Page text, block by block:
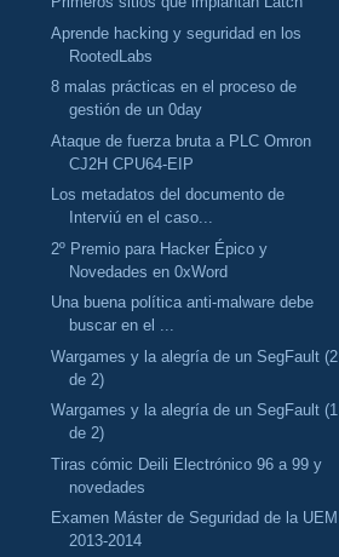
Aprende hacking y seguridad en los
RootedLabs
8 malas prácticas en el proceso de
gestión de un 0day
Ataque de fuerza bruta a PLC Omron
CJ2H CPU64-EIP
Los metadatos del documento de
Interviú en el caso...
2º Premio para Hacker Épico y
Novedades en 0xWord
Una buena política anti-malware debe
buscar en el ...
Wargames y la alegría de un SegFault (2
de 2)
Wargames y la alegría de un SegFault (1
de 2)
Tiras cómic Deili Electrónico 96 a 99 y
novedades
Examen Máster de Seguridad de la UEM
2013-2014